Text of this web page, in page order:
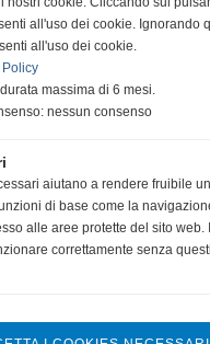
ALTRE PAGINE
San Miniato Basso
Cuoco - San Miniato
P.I. 01607830500
all'uso dei cookie. Ignorando
all'uso dei cookie.
Policy
massima di 6 mesi.
nessun consenso
aiutano a rendere fruibile un
di base come la
alle aree protette del sito web. Il
correttamente senza questi